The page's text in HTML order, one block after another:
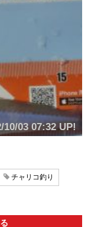
10/03 07:32 UP!
チャリコ釣り